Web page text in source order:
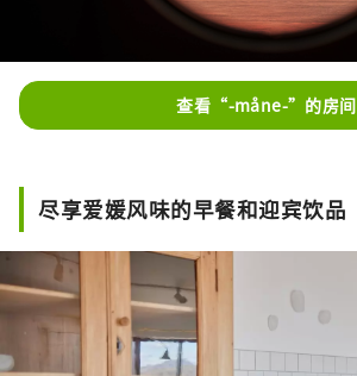
查看“-måne-”的房间
尽享爱媛风味的早餐和迎宾饮品